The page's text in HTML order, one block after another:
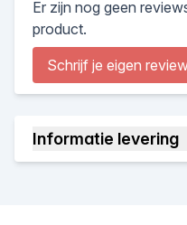
Er zijn nog geen
product.
Schrijf je eigen
Informatie levering